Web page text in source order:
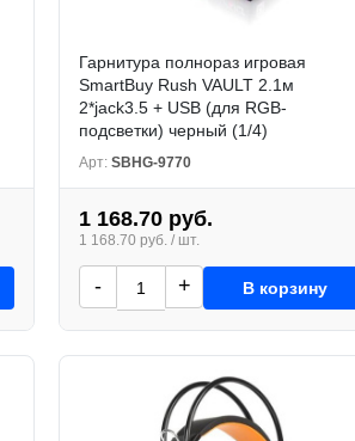
Гарнитура полнораз игровая
SmartBuy Rush VAULT 2.1м
2*jack3.5 + USB (для RGB-
подсветки) черный (1/4)
Арт: SBHG-9770
1 168.70 руб.
1 168.70 руб. / шт.
- + В корзину